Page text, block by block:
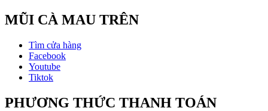
MŨI CÀ MAU TRÊN
Tìm cửa hàng
Facebook
Youtube
Tiktok
PHƯƠNG THỨC THANH TOÁN